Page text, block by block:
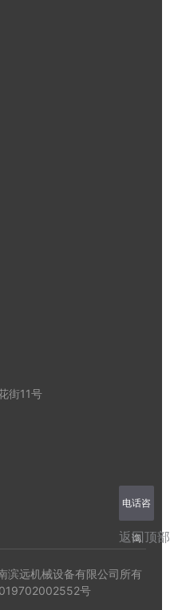
街11号
滨远机械设备有限公司所有
号
电话咨
询
返回顶部